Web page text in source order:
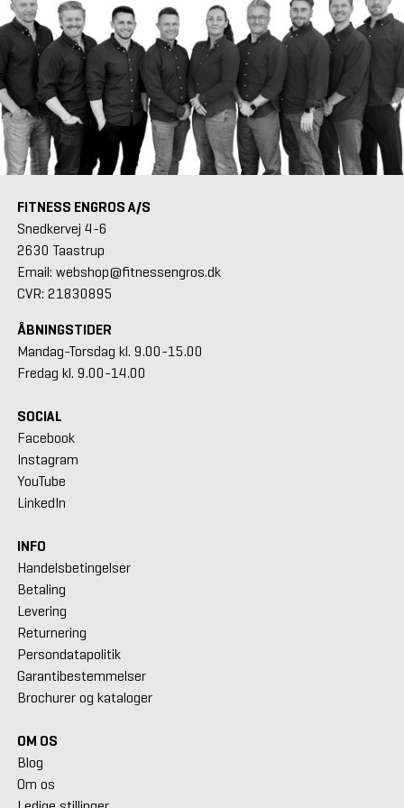
FITNESS ENGROS A/S
Snedkervej 4-6
2630 Taastrup
Email: webshop@fitnessengros.dk
CVR: 21830895
ÅBNINGSTIDER
Mandag-Torsdag kl. 9.00-15.00
Fredag kl. 9.00-14.00
SOCIAL
Facebook
Instagram
YouTube
LinkedIn
INFO
Handelsbetingelser
Betaling
Levering
Returnering
Persondatapolitik
Garantibestemmelser
Brochurer og kataloger
OM OS
Blog
Om os